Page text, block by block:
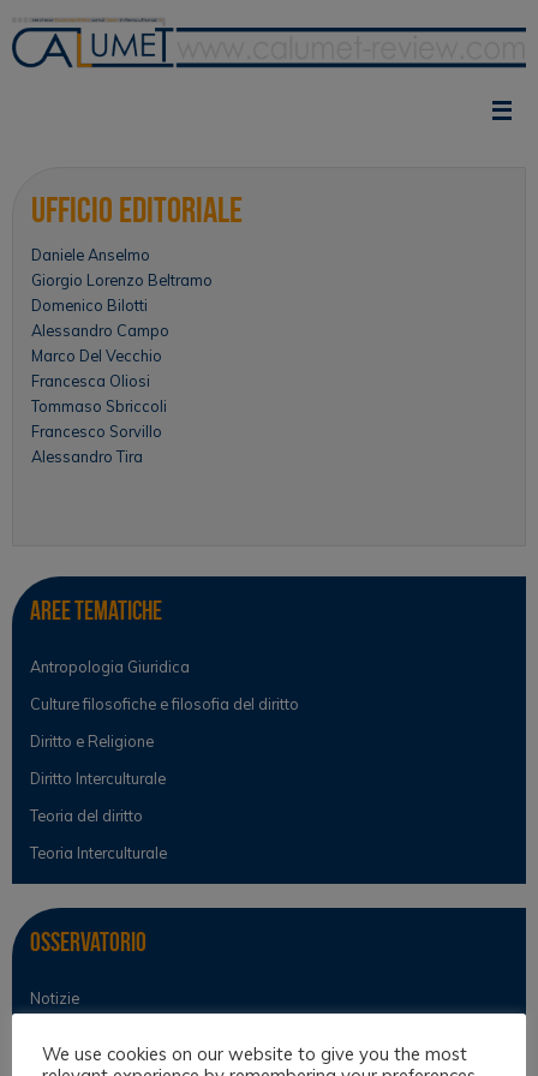
contenuto
Ufficio Editoriale
Daniele Anselmo
Giorgio Lorenzo Beltramo
Domenico Bilotti
Alessandro Campo
Marco Del Vecchio
Francesca Oliosi
Tommaso Sbriccoli
Francesco Sorvillo
Alessandro Tira
Aree tematiche
Antropologia Giuridica
Culture filosofiche e filosofia del diritto
Diritto e Religione
Diritto Interculturale
Teoria del diritto
Teoria Interculturale
Osservatorio
Notizie
We use cookies on our website to give you the most